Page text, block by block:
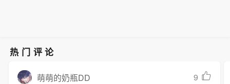
热门评论
萌萌的奶瓶DD 9